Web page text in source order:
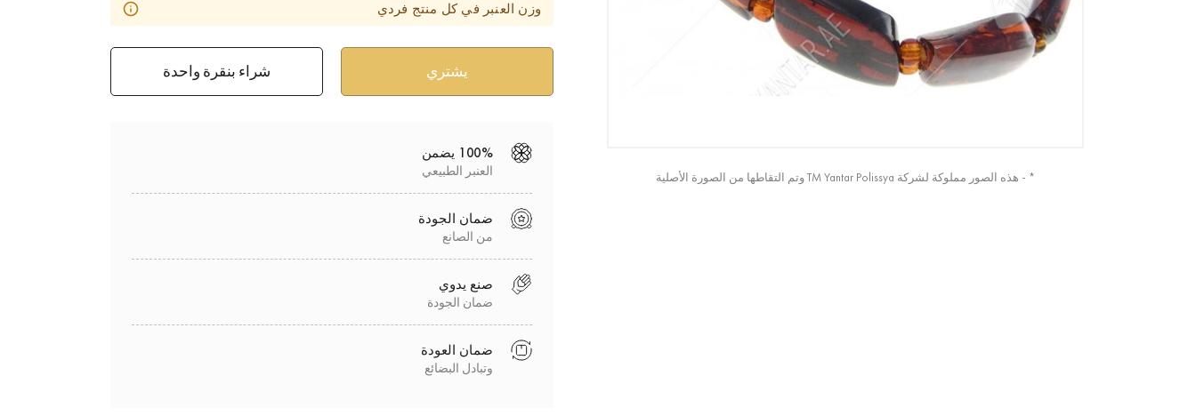
* - هذه الصور مملوكة لشركة TM Yantar Polissya وتم التقاطها من الصورة الأصلية
وزن العنبر في كل منتج فردي
شراء بنقرة واحدة
100% يضمن
العنبر الطبيعي
ضمان الجودة
من الصانع
صنع يدوي
ضمان الجودة
ضمان العودة
وتبادل البضائع